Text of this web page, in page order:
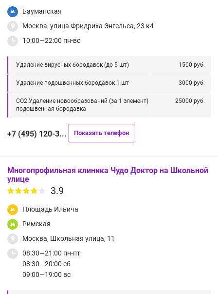
Бауманская
Москва, улица Фридриха Энгельса, 23 к4
10:00—22:00 пн-вс
Удаление вирусных бородавок (до 5 шт) 1500 руб.
Удаление подошвенных бородавок 1 шт 3000 руб.
СО2 Удаление новообразований (за 1 элемент)
подошвенная бородавка
25000 руб.
+7 (495) 120-3... Показать телефон
Многопрофильная клиника Чудо Доктор на Школьной
улице
3.9
Площадь Ильича
Римская
Москва, Школьная улица, 11
08:30—21:00 пн-пт
08:30—20:00 сб
09:00—19:00 вс